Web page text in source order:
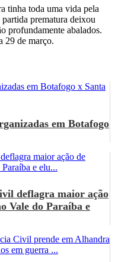
tinha toda uma vida pela
prematura deixou
profundamente abalados.
29 de março.
em Botafogo
deflagra maior ação
Vale do Paraíba e